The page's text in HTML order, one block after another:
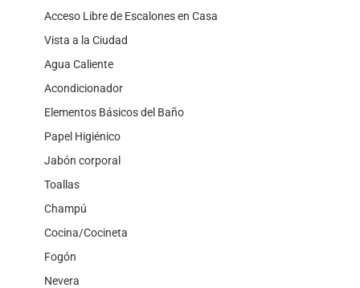
Acceso Libre de Escalones en Casa
Vista a la Ciudad
Agua Caliente
Acondicionador
Elementos Básicos del Baño
Papel Higiénico
Jabón corporal
Toallas
Champú
Cocina/Cocineta
Fogón
Nevera